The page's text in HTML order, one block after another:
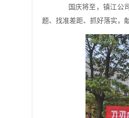
国庆将至，镇江公司
题、找准差距、抓好落实，